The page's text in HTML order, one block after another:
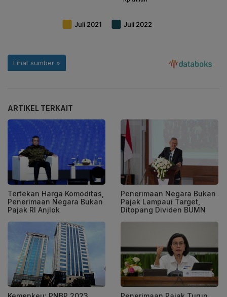
ARTIKEL TERKAIT
Tertekan Harga Komoditas,
Penerimaan Negara Bukan
Pajak RI Anjlok
Penerimaan Negara Bukan
Pajak Lampaui Target,
Ditopang Dividen BUMN